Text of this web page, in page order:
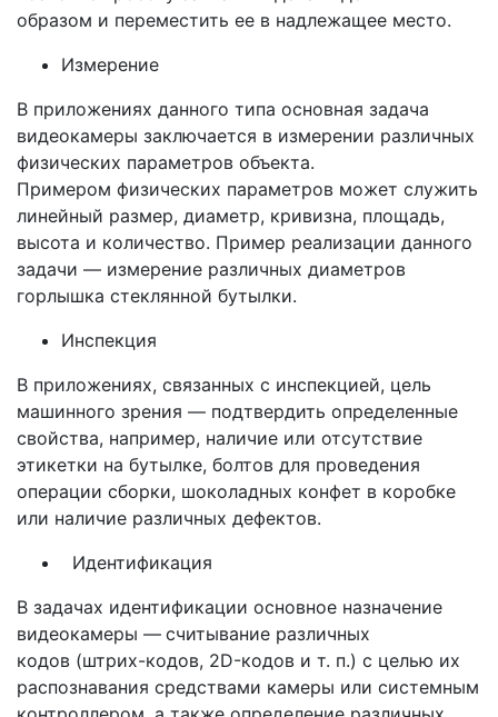
образом и переместить ее в надлежащее место.
Измерение
В приложениях данного типа основная задача
видеокамеры заключается в измерении различных
физических параметров объекта.
Примером физических параметров может служить
линейный размер, диаметр, кривизна, площадь,
высота и количество. Пример реализации данного
задачи — измерение различных диаметров
горлышка стеклянной бутылки.
Инспекция
В приложениях, связанных с инспекцией, цель
машинного зрения — подтвердить определенные
свойства, например, наличие или отсутствие
этикетки на бутылке, болтов для проведения
операции сборки, шоколадных конфет в коробке
или наличие различных дефектов.
Идентификация
В задачах идентификации основное назначение
видеокамеры — считывание различных
кодов (штрих-кодов, 2D-кодов и т. п.) с целью их
распознавания средствами камеры или системным